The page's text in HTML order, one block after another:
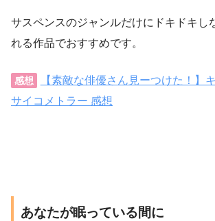
サスペンスのジャンルだけにドキドキし
れる作品でおすすめです。
感想
【素敵な俳優さん見ーつけた！】
サイコメトラー 感想
あなたが眠っている間に